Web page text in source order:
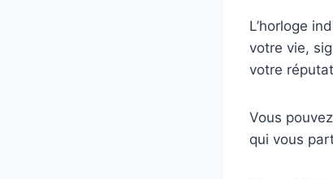
L’horloge
votre vie,
votre
Vous
qui vous